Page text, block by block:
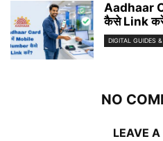
Aadhaar
कैसे Link
DIGITAL GUIDES
NO
LEAVE A